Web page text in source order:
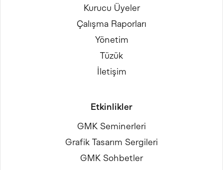
Kurucu Üyeler
Çalışma Raporları
Yönetim
Tüzük
İletişim
Etkinlikler
GMK Seminerleri
Grafik Tasarım Sergileri
GMK Sohbetler